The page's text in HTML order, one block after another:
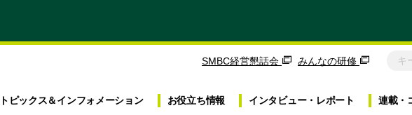
SMBC経営懇話会 みんなの研修
トピックス＆インフォメーション お役立ち情報 インタビュー・ レポート 連載・